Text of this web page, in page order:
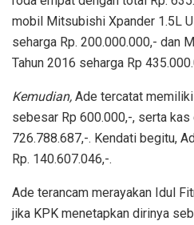
mobil Mitsubishi Xpander 1.5L
seharga Rp. 200.000.000,- dan
Tahun 2016 seharga Rp
Kemudian, Ade tercatat
sebesar Rp 600.000,-, serta
726.788.687,-. Kendati begitu,
Rp. 140.607.046,-.
Ade terancam merayakan Idul
jika KPK menetapkan dirinya